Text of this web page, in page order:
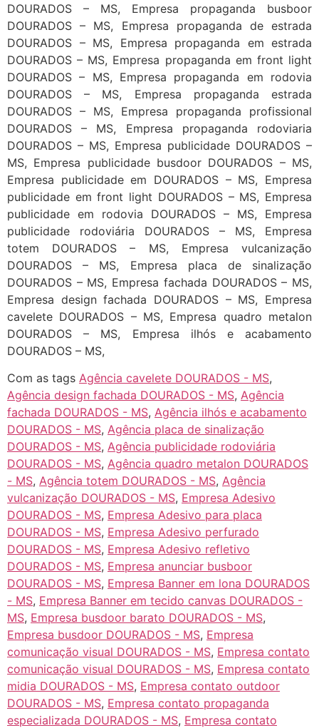
DOURADOS – MS, Empresa propaganda busboor
DOURADOS – MS, Empresa propaganda de estrada
DOURADOS – MS, Empresa propaganda em estrada
DOURADOS – MS, Empresa propaganda em front light
DOURADOS – MS, Empresa propaganda em rodovia
DOURADOS – MS, Empresa propaganda estrada
DOURADOS – MS, Empresa propaganda profissional
DOURADOS – MS, Empresa propaganda rodoviaria
DOURADOS – MS, Empresa publicidade DOURADOS –
MS, Empresa publicidade busdoor DOURADOS – MS,
Empresa publicidade em DOURADOS – MS, Empresa
publicidade em front light DOURADOS – MS, Empresa
publicidade em rodovia DOURADOS – MS, Empresa
publicidade rodoviária DOURADOS – MS, Empresa
totem DOURADOS – MS, Empresa vulcanização
DOURADOS – MS, Empresa placa de sinalização
DOURADOS – MS, Empresa fachada DOURADOS – MS,
Empresa design fachada DOURADOS – MS, Empresa
cavelete DOURADOS – MS, Empresa quadro metalon
DOURADOS – MS, Empresa ilhós e acabamento
DOURADOS – MS,
Com as tags Agência cavelete DOURADOS - MS,
Agência design fachada DOURADOS - MS, Agência
fachada DOURADOS - MS, Agência ilhós e acabamento
DOURADOS - MS, Agência placa de sinalização
DOURADOS - MS, Agência publicidade rodoviária
DOURADOS - MS, Agência quadro metalon DOURADOS
- MS, Agência totem DOURADOS - MS, Agência
vulcanização DOURADOS - MS, Empresa Adesivo
DOURADOS - MS, Empresa Adesivo para placa
DOURADOS - MS, Empresa Adesivo perfurado
DOURADOS - MS, Empresa Adesivo refletivo
DOURADOS - MS, Empresa anunciar busboor
DOURADOS - MS, Empresa Banner em lona DOURADOS
- MS, Empresa Banner em tecido canvas DOURADOS -
MS, Empresa busdoor barato DOURADOS - MS,
Empresa busdoor DOURADOS - MS, Empresa
comunicação visual DOURADOS - MS, Empresa contato
comunicação visual DOURADOS - MS, Empresa contato
midia DOURADOS - MS, Empresa contato outdoor
DOURADOS - MS, Empresa contato propaganda
especializada DOURADOS - MS, Empresa contato